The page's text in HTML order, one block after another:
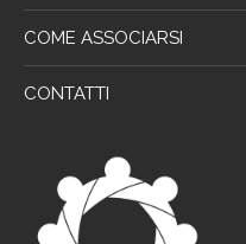
COME ASSOCIARSI
CONTATTI